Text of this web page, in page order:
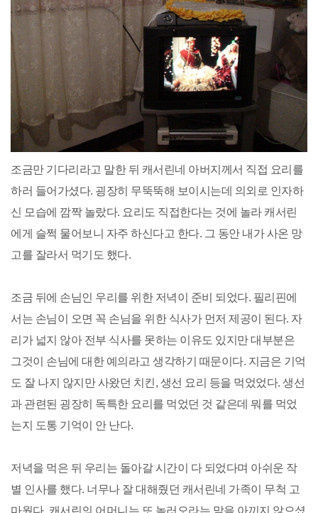
조금만 기다리라고 말한 뒤 캐서린네 아버지께서 직접 요리를
하러 들어가셨다. 굉장히 무뚝뚝해 보이시는데 의외로 인자하
신 모습에 깜짝 놀랐다. 요리도 직접한다는 것에 놀라 캐서린
에게 슬쩍 물어보니 자주 하신다고 한다. 그 동안 내가 사온 망
고를 잘라서 먹기도 했다.
조금 뒤에 손님인 우리를 위한 저녁이 준비 되었다. 필리핀에
서는 손님이 오면 꼭 손님을 위한 식사가 먼저 제공이 된다. 자
리가 넓지 않아 전부 식사를 못하는 이유도 있지만 대부분은
그것이 손님에 대한 예의라고 생각하기 때문이다. 지금은 기억
도 잘 나지 않지만 사왔던 치킨, 생선 요리 등을 먹었었다. 생선
과 관련된 굉장히 독특한 요리를 먹었던 것 같은데 뭐를 먹었
는지 도통 기억이 안 난다.
저녁을 먹은 뒤 우리는 돌아갈 시간이 다 되었다며 아쉬운 작
별 인사를 했다. 너무나 잘 대해줬던 캐서린네 가족이 무척 고